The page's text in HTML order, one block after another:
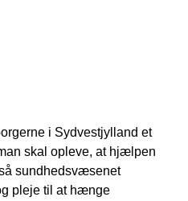
i Sydvestjylland et
skal opleve, at hjælpen
sundhedsvæsenet
pleje til at hænge